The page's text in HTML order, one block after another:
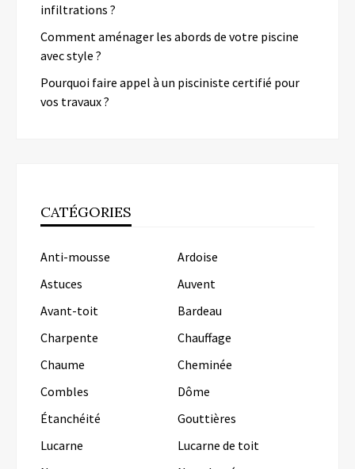
infiltrations ?
Comment aménager les abords de votre piscine
avec style ?
Pourquoi faire appel à un pisciniste certifié pour
vos travaux ?
CATÉGORIES
Anti-mousse
Ardoise
Astuces
Auvent
Avant-toit
Bardeau
Charpente
Chauffage
Chaume
Cheminée
Combles
Dôme
Étanchéité
Gouttières
Lucarne
Lucarne de toit